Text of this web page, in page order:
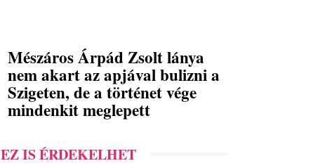
Mészáros Árpád Zsolt lánya
nem akart az apjával bulizni a
Szigeten, de a történet vége
mindenkit meglepett
EZ IS ÉRDEKELHET